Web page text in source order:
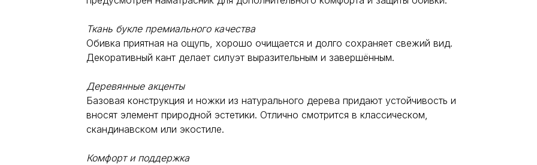
Ткань букле премиального качества
Обивка приятная на ощупь, хорошо очищается и долго сохраняет свежий вид.
Декоративный кант делает силуэт выразительным и завершённым.
Деревянные акценты
Базовая конструкция и ножки из натурального дерева придают устойчивость и
вносят элемент природной эстетики. Отлично смотрится в классическом,
скандинавском или экостиле.
Комфорт и поддержка